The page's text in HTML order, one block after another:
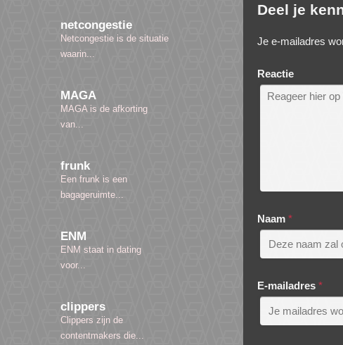
netcongestie
Netcongestie is de situatie
waarin...
MAGA
MAGA is de afkorting
van...
frunk
Een frunk is een
bagageruimte...
ENM
ENM staat in dating
voor...
clippers
Clippers zijn de
contentmakers die...
Deel je
Je e-mailadres
Reactie
Naam *
E-mailadres *